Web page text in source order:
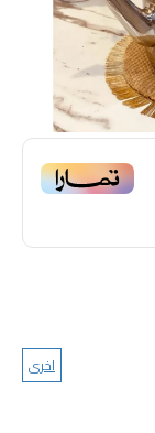
اخرى